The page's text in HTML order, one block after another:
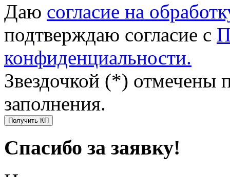
Даю согласие на
подтверждаю согласие с
конфиденциальности.
Звездочкой (*) отмечены
заполнения.
Получить КП
Спасибо за заявку!